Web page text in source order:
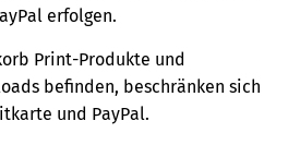
erfolgen.
Print-Produkte und
befinden, beschränken sich
und PayPal.